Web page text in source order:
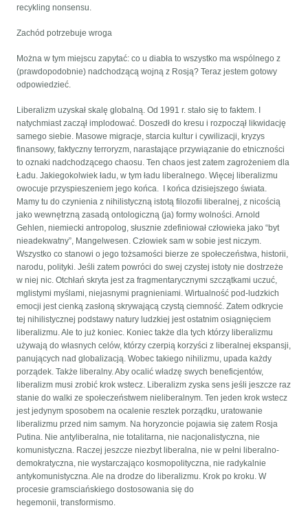
recykling nonsensu.
Zachód potrzebuje wroga
Można w tym miejscu zapytać: co u diabła to wszystko ma wspólnego z
(prawdopodobnie) nadchodzącą wojną z Rosją? Teraz jestem gotowy
odpowiedzieć.
Liberalizm uzyskał skalę globalną. Od 1991 r. stało się to faktem. I
natychmiast zaczął implodować. Doszedł do kresu i rozpoczął likwidację
samego siebie. Masowe migracje, starcia kultur i cywilizacji, kryzys
finansowy, faktyczny terroryzm, narastające przywiązanie do etniczności
to oznaki nadchodzącego chaosu. Ten chaos jest zatem zagrożeniem dla
Ładu. Jakiegokolwiek ładu, w tym ładu liberalnego. Więcej liberalizmu
owocuje przyspieszeniem jego końca. I końca dzisiejszego świata.
Mamy tu do czynienia z nihilistyczną istotą filozofii liberalnej, z nicością
jako wewnętrzną zasadą ontologiczną (ja) formy wolności. Arnold
Gehlen, niemiecki antropolog, słusznie zdefiniował człowieka jako “byt
nieadekwatny”, Mangelwesen. Człowiek sam w sobie jest niczym.
Wszystko co stanowi o jego tożsamości bierze ze społeczeństwa, historii,
narodu, polityki. Jeśli zatem powróci do swej czystej istoty nie dostrzeże
w niej nic. Otchłań skryta jest za fragmentarycznymi szczątkami uczuć,
mglistymi myślami, niejasnymi pragnieniami. Wirtualność pod-ludzkich
emocji jest cienką zasłoną skrywającą czystą ciemność. Zatem odkrycie
tej nihilistycznej podstawy natury ludzkiej jest ostatnim osiągnięciem
liberalizmu. Ale to już koniec. Koniec także dla tych którzy liberalizmu
używają do własnych celów, którzy czerpią korzyści z liberalnej ekspansji,
panujących nad globalizacją. Wobec takiego nihilizmu, upada każdy
porządek. Także liberalny. Aby ocalić władzę swych beneficjentów,
liberalizm musi zrobić krok wstecz. Liberalizm zyska sens jeśli jeszcze raz
stanie do walki ze społeczeństwem nieliberalnym. Ten jeden krok wstecz
jest jedynym sposobem na ocalenie resztek porządku, uratowanie
liberalizmu przed nim samym. Na horyzoncie pojawia się zatem Rosja
Putina. Nie antyliberalna, nie totalitarna, nie nacjonalistyczna, nie
komunistyczna. Raczej jeszcze niezbyt liberalna, nie w pełni liberalno-
demokratyczna, nie wystarczająco kosmopolityczna, nie radykalnie
antykomunistyczna. Ale na drodze do liberalizmu. Krok po kroku. W
procesie gramsciańskiego dostosowania się do
hegemonii, transformismo.